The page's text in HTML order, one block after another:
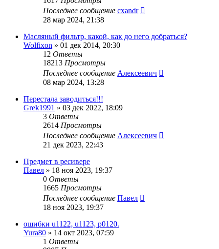
Последнее сообщение cxandr
28 мар 2024, 21:38
Масляный фильтр, какой, как до него добраться?
Wolfixon » 01 дек 2014, 20:30
12 Ответы
18213 Просмотры
Последнее сообщение Алексеевич
08 мар 2024, 13:28
Перестала заводиться!!!
Grek1991 » 03 дек 2022, 18:09
3 Ответы
2614 Просмотры
Последнее сообщение Алексеевич
21 дек 2023, 22:43
Предмет в ресивере
Павел » 18 ноя 2023, 19:37
0 Ответы
1665 Просмотры
Последнее сообщение Павел
18 ноя 2023, 19:37
ошибки u1122, u1123, p0120.
Yura80 » 14 окт 2023, 07:59
1 Ответы